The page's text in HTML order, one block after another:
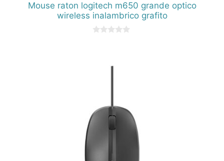
Mouse raton logitech m650 grande optico
wireless inalambrico grafito